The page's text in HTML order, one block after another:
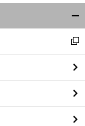
閉
る
新
し
い
ウ
ィ
ン
ド